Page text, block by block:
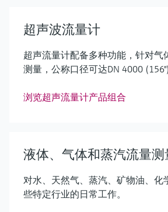
超声波流量计
超声流量计配备多种功能，针对气
测量，公称口径可达DN 4000 (156")
浏览超声流量计产品组合
液体、气体和蒸汽流量测
对水、天然气、蒸汽、矿物油、化
些特定行业的日常工作。